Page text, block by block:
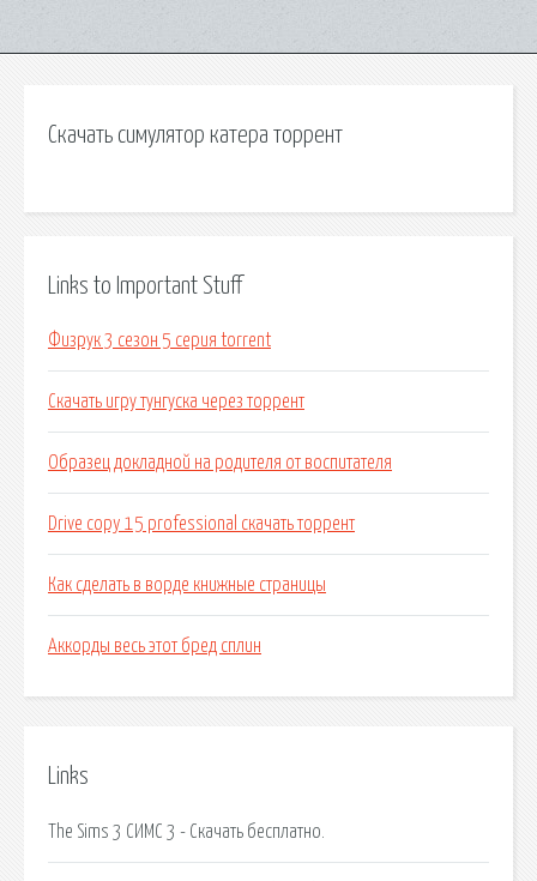
Скачать симулятор катера торрент
Links to Important Stuff
Физрук 3 сезон 5 серия torrent
Скачать игру тунгуска через торрент
Образец докладной на родителя от воспитателя
Drive copy 15 professional скачать торрент
Как сделать в ворде книжные страницы
Аккорды весь этот бред сплин
Links
The Sims 3 СИМС 3 - Скачать бесплатно.